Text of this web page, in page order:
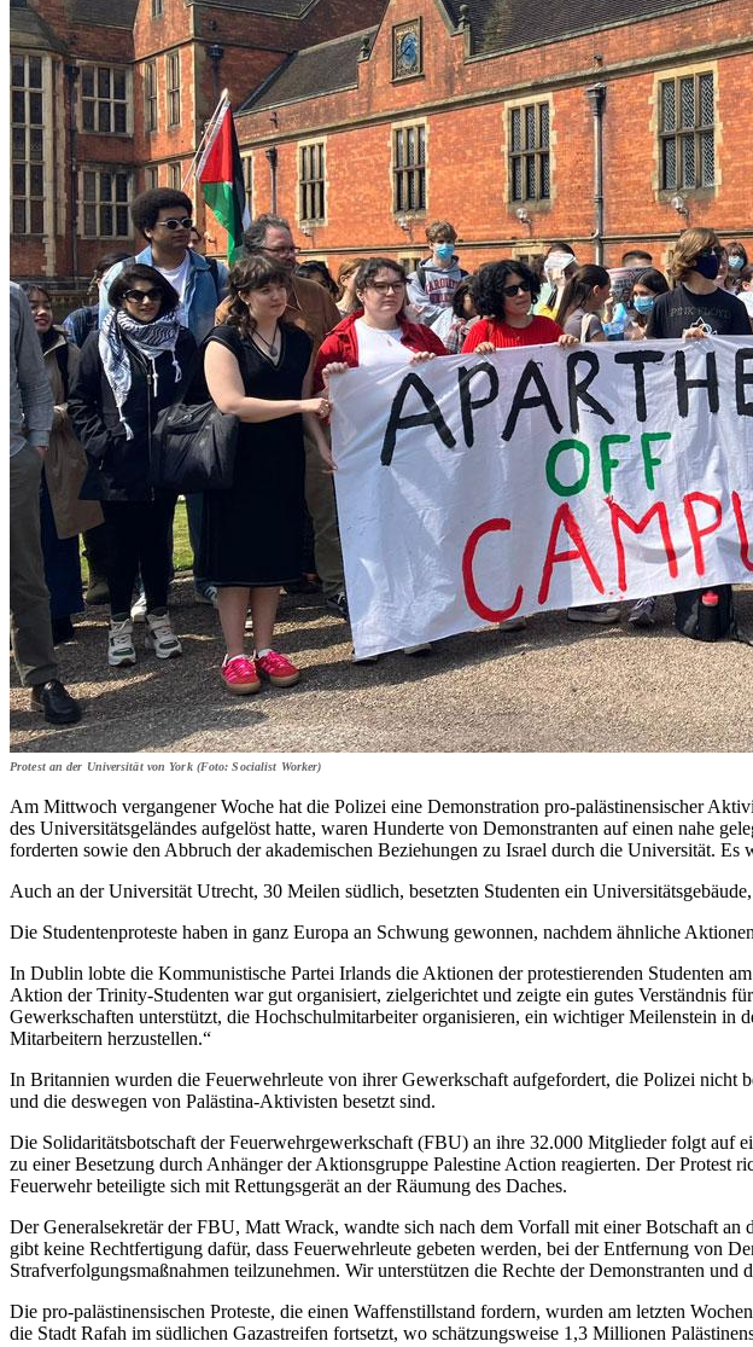
Protest an der Universität von York (Foto: Socialist Worker)
Am Mittwoch vergangener Woche hat die Polizei eine Demonstration pro-palästinensischer
des Universitätsgeländes aufgelöst hatte, waren Hunderte von Demonstranten auf einen nahe
forderten sowie den Abbruch der akademischen Beziehungen zu Israel durch die Universität.
Auch an der Universität Utrecht, 30 Meilen südlich, besetzten Studenten ein
Die Studentenproteste haben in ganz Europa an Schwung gewonnen, nachdem ähnliche
In Dublin lobte die Kommunistische Partei Irlands die Aktionen der protestierenden Studenten
Aktion der Trinity-Studenten war gut organisiert, zielgerichtet und zeigte ein gutes Verständnis
Gewerkschaften unterstützt, die Hochschulmitarbeiter organisieren, ein wichtiger Meilenstein in
Mitarbeitern herzustellen.“
In Britannien wurden die Feuerwehrleute von ihrer Gewerkschaft aufgefordert, die Polizei nicht
und die deswegen von Palästina-Aktivisten besetzt sind.
Die Solidaritätsbotschaft der Feuerwehrgewerkschaft (FBU) an ihre 32.000 Mitglieder folgt auf
zu einer Besetzung durch Anhänger der Aktionsgruppe Palestine Action reagierten. Der Protest
Feuerwehr beteiligte sich mit Rettungsgerät an der Räumung des Daches.
Der Generalsekretär der FBU, Matt Wrack, wandte sich nach dem Vorfall mit einer Botschaft
gibt keine Rechtfertigung dafür, dass Feuerwehrleute gebeten werden, bei der Entfernung von
Strafverfolgungsmaßnahmen teilzunehmen. Wir unterstützen die Rechte der Demonstranten
Die pro-palästinensischen Proteste, die einen Waffenstillstand fordern, wurden am letzten
die Stadt Rafah im südlichen Gazastreifen fortsetzt, wo schätzungsweise 1,3 Millionen